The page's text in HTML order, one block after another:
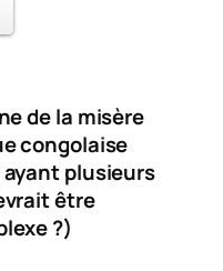
de la misère
congolaise
plusieurs
être
?)